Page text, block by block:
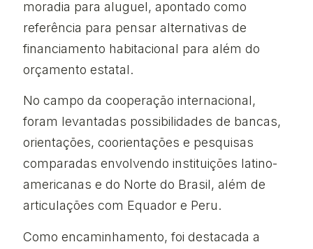
moradia para aluguel, apontado como
referência para pensar alternativas de
financiamento habitacional para além do
orçamento estatal.
No campo da cooperação internacional,
foram levantadas possibilidades de bancas,
orientações, coorientações e pesquisas
comparadas envolvendo instituições latino-
americanas e do Norte do Brasil, além de
articulações com Equador e Peru.
Como encaminhamento, foi destacada a